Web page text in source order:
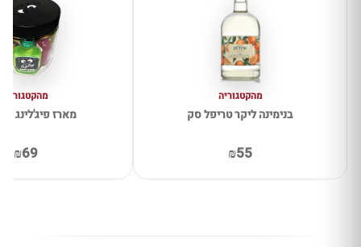
מהקטגוריה
בנימינה ליקר טריפל סק
₪55
מהקטגוריה
מארז פיג'לינג 8 יחידות
₪69